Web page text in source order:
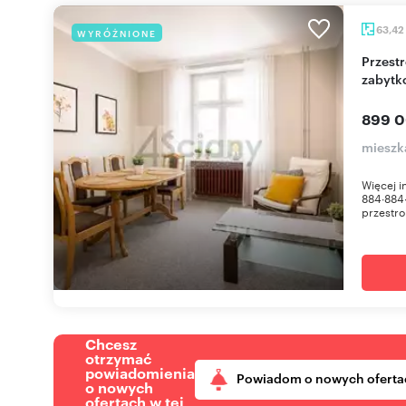
WYRÓŻNIONE 63,42
Przestronne 2-pokojowe mieszkanie w
899
Więcej
Chcesz
otrzymać
powiadomienia
o nowych
ofertach w tej
Powiadom o nowych